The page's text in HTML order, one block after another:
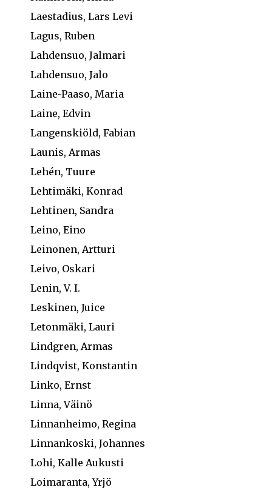
Laestadius, Lars Levi
Lagus, Ruben
Lahdensuo, Jalmari
Lahdensuo, Jalo
Laine-Paaso, Maria
Laine, Edvin
Langenskiöld, Fabian
Launis, Armas
Lehén, Tuure
Lehtimäki, Konrad
Lehtinen, Sandra
Leino, Eino
Leinonen, Artturi
Leivo, Oskari
Lenin, V. I.
Leskinen, Juice
Letonmäki, Lauri
Lindgren, Armas
Lindqvist, Konstantin
Linko, Ernst
Linna, Väinö
Linnanheimo, Regina
Linnankoski, Johannes
Lohi, Kalle Aukusti
Loimaranta, Yrjö